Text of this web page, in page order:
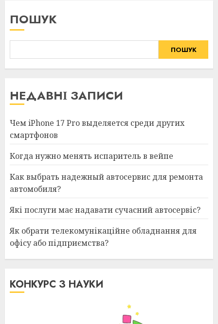
ПОШУК
ПОШУК
НЕДАВНІ ЗАПИСИ
Чем iPhone 17 Pro выделяется среди других
смартфонов
Когда нужно менять испаритель в вейпе
Как выбрать надежный автосервис для ремонта
автомобиля?
Які послуги має надавати сучасний автосервіс?
Як обрати телекомунікаційне обладнання для
офісу або підприємства?
КОНКУРС З НАУКИ